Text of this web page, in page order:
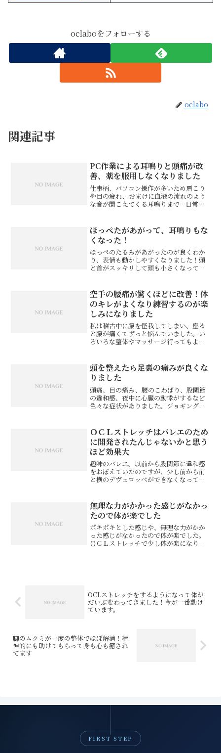
oclaboをフォローする
oclabo
関連記事
PC作業による耳鳴りと頭痛が改
善、薬を服用しなくなりました
仕事柄、パソコン操作が多いため肩こり
や目の疲れ、おまけに血液の流れのよう
な音が聞こえてくる耳鳴りまで…日常的
を服用しないと我慢ができないこともあ
り、仕事の忙しい時や疲れ...
ほっぺたがあがって、耳鳴りもな
くなった！
ほっぺのたるみがあがったのが良くわか
り、表情も動かしやすくなりました！頭
と首がスッキリして頭も小さくなってい
っとしていたのが、意識がハッキリする
感じがわかりました。湯田...
空手の腰痛が驚くほどに改善！体
のキレがよくなり練習するのが楽
しみになりました
私は稽古中に腰を怪我してしまい、座る
と腰が痛くてずっと悩んでいました。い
ろいろな整体やマッサージ行ってもよく
のことを知り一回行ってみようと思い行
くことにしました。先生の...
頭を整えたら足裏の痛みが良くな
りました
頭痛、目の痛み、腰のこわばり、股関節
の違和感、夜中に心臓の動悸がするなど
色々な症状がありました。ジョギングで
の痛みもとても良くなり、頭や目、首の
痛みまでだいぶ良くなった...
ＯＣＬストレッチはバレエのため
に開発されたんじゃないかと思う
ほど効果大
趣味のバレエ。以前から股関節に違和感
をおぼえていたのですが、少し前から前
と横のデヴェロッペができなくなってし
になって足先に力が伝わらない。なに、
これどういうこと？……と...
無理な力がかかった感じがなかっ
たので体が楽でした
ポキポキとした感じや、無理な力がかか
った感じがなかったので体が楽でした。
ＯＣＬストレッチで少し体が楽になりま
OCLストレッチをするようになって体が
だいぶ変わってきました！今が一番動け
ています。
脚のムクミが一度の整体でほぼ解消！精
神的にも助けてもらって身も心も癒され
てます
FIRST STEP